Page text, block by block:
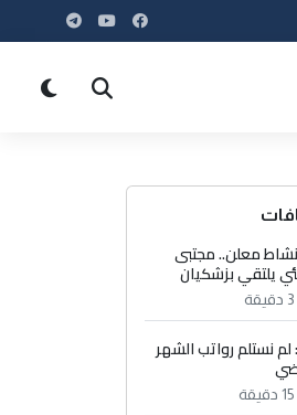
معلن.. مجتبى
يلتقي بزشكيان
لم نستلم رواتب الشهر